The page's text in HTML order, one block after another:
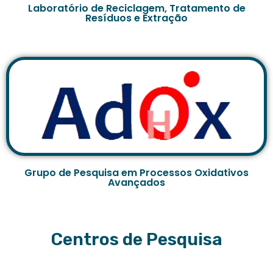
Laboratório de Reciclagem, Tratamento de
Resíduos e Extração
Grupo de Pesquisa em Processos Oxidativos
Avançados
Centros de Pesquisa